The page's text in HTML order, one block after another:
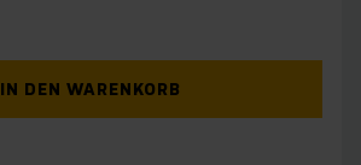
IN DEN WARENKORB